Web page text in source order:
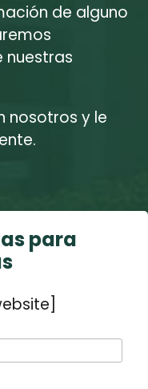
de alguno
nuestras
nosotros y le
para